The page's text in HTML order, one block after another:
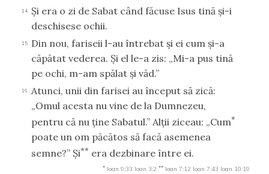
14
Şi era o zi de Sabat când făcuse Isus tină şi-i
deschisese ochii.
15
Din nou, fariseii l-au întrebat şi ei cum şi-a
căpătat vederea. Şi el le-a zis: „Mi-a pus tină
pe ochi, m-am spălat şi văd.”
16
Atunci, unii din farisei au început să zică:
„Omul acesta nu vine de la Dumnezeu,
pentru că nu ţine Sabatul.” Alţii ziceau: „Cum*
poate un om păcătos să facă asemenea
semne?” Şi** era dezbinare între ei.
* Ioan 9:33 Ioan 3:2 ** Ioan 7:12 Ioan 7:43 Ioan 10:19